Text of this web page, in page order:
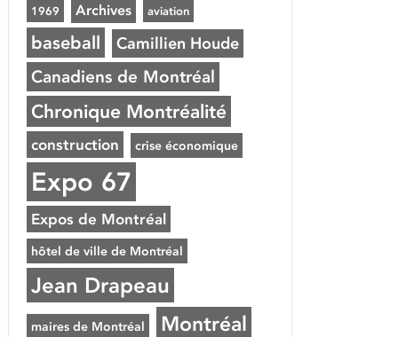
1969 Archives aviation
baseball Camillien Houde
Canadiens de Montréal
Chronique Montréalité
construction crise économique
Expo 67
Expos de Montréal
hôtel de ville de Montréal
Jean Drapeau
maires de Montréal Montréal